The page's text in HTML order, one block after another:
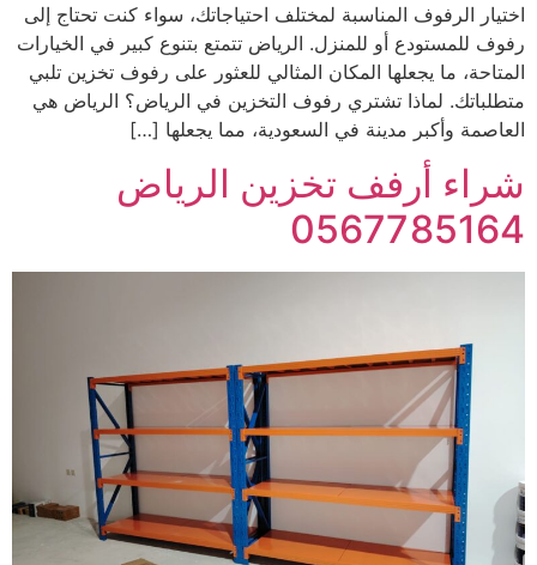
اختيار الرفوف المناسبة لمختلف احتياجاتك، سواء كنت تحتاج إلى
رفوف للمستودع أو للمنزل. الرياض تتمتع بتنوع كبير في الخيارات
المتاحة، ما يجعلها المكان المثالي للعثور على رفوف تخزين تلبي
متطلباتك. لماذا تشتري رفوف التخزين في الرياض؟ الرياض هي
العاصمة وأكبر مدينة في السعودية، مما يجعلها […]
شراء أرفف تخزين الرياض
0567785164